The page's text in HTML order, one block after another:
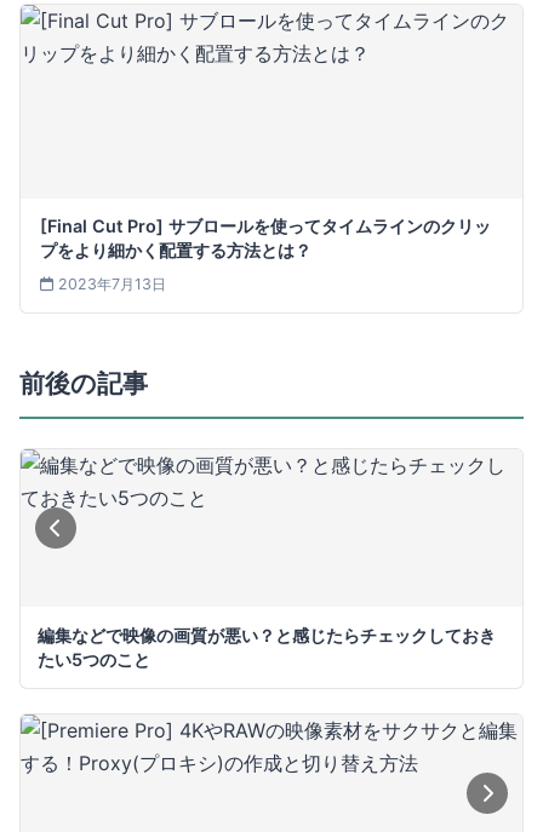
[Final Cut Pro] サブロールを使ってタイムラインのクリッ
プをより細かく配置する方法とは？
2023年7月13日
前後の記事
編集などで映像の画質が悪い？と感じたらチェックしておき
たい5つのこと